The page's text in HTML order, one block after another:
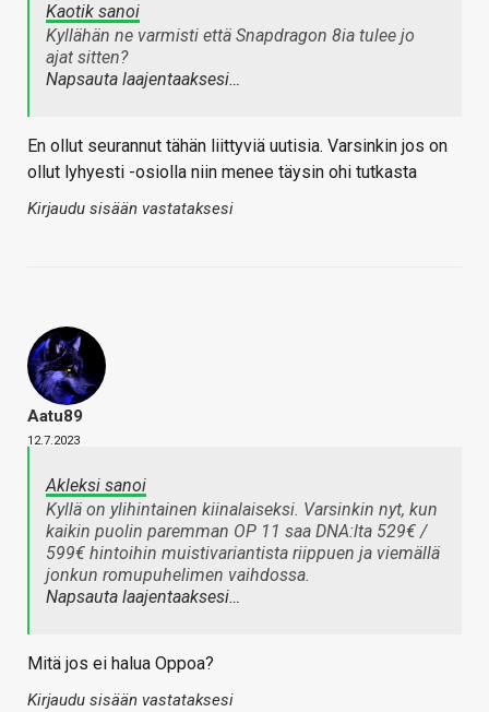
Kaotik sanoi
Kyllähän ne varmisti että Snapdragon 8ia tulee jo
ajat sitten?
Napsauta laajentaaksesi…
En ollut seurannut tähän liittyviä uutisia. Varsinkin jos on
ollut lyhyesti -osiolla niin menee täysin ohi tutkasta
Kirjaudu sisään vastataksesi
Aatu89
12.7.2023
Akleksi sanoi
Kyllä on ylihintainen kiinalaiseksi. Varsinkin nyt, kun
kaikin puolin paremman OP 11 saa DNA:lta 529€ /
599€ hintoihin muistivariantista riippuen ja viemällä
jonkun romupuhelimen vaihdossa.
Napsauta laajentaaksesi…
Mitä jos ei halua Oppoa?
Kirjaudu sisään vastataksesi